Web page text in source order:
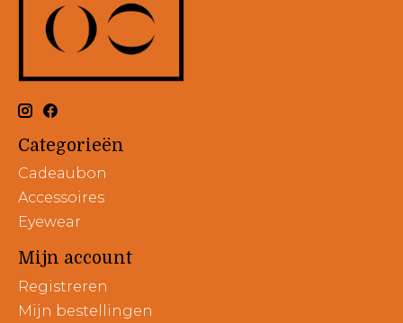
Categorieën
Cadeaubon
Accessoires
Eyewear
Mijn account
Registreren
Mijn bestellingen